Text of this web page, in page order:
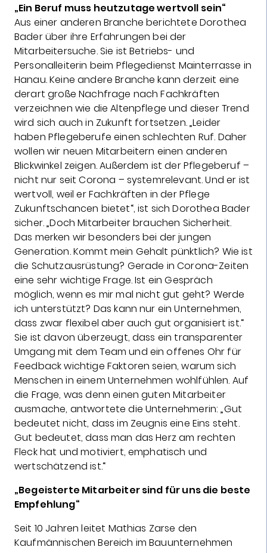
„Ein Beruf muss heutzutage wertvoll sein“
Aus einer anderen Branche berichtete Dorothea
Bader über ihre Erfahrungen bei der
Mitarbeitersuche. Sie ist Betriebs- und
Personalleiterin beim Pflegedienst Mainterrasse in
Hanau. Keine andere Branche kann derzeit eine
derart große Nachfrage nach Fachkräften
verzeichnen wie die Altenpflege und dieser Trend
wird sich auch in Zukunft fortsetzen. „Leider
haben Pflegeberufe einen schlechten Ruf. Daher
wollen wir neuen Mitarbeitern einen anderen
Blickwinkel zeigen. Außerdem ist der Pflegeberuf –
nicht nur seit Corona – systemrelevant. Und er ist
wertvoll, weil er Fachkräften in der Pflege
Zukunftschancen bietet“, ist sich Dorothea Bader
sicher. „Doch Mitarbeiter brauchen Sicherheit.
Das merken wir besonders bei der jungen
Generation. Kommt mein Gehalt pünktlich? Wie ist
die Schutzausrüstung? Gerade in Corona-Zeiten
eine sehr wichtige Frage. Ist ein Gespräch
möglich, wenn es mir mal nicht gut geht? Werde
ich unterstützt? Das kann nur ein Unternehmen,
dass zwar flexibel aber auch gut organisiert ist.“
Sie ist davon überzeugt, dass ein transparenter
Umgang mit dem Team und ein offenes Ohr für
Feedback wichtige Faktoren seien, warum sich
Menschen in einem Unternehmen wohlfühlen. Auf
die Frage, was denn einen guten Mitarbeiter
ausmache, antwortete die Unternehmerin: „Gut
bedeutet nicht, dass im Zeugnis eine Eins steht.
Gut bedeutet, dass man das Herz am rechten
Fleck hat und motiviert, emphatisch und
wertschätzend ist.“
„Begeisterte Mitarbeiter sind für uns die beste
Empfehlung“
Seit 10 Jahren leitet Mathias Zarse den
Kaufmännischen Bereich im Bauunternehmen